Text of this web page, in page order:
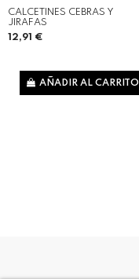
CALCETINES CEBRAS Y
JIRAFAS
12,91 €
AÑADIR AL CARRITO